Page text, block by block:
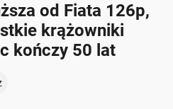
od Fiata 126p,
krążowniki
kończy 50 lat